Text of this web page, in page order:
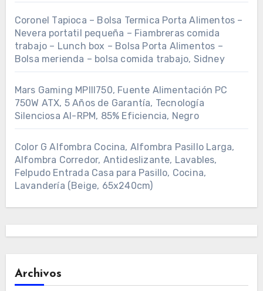
Coronel Tapioca – Bolsa Termica Porta Alimentos –
Nevera portatil pequeña – Fiambreras comida
trabajo – Lunch box – Bolsa Porta Alimentos –
Bolsa merienda – bolsa comida trabajo, Sidney
Mars Gaming MPIII750, Fuente Alimentación PC
750W ATX, 5 Años de Garantía, Tecnología
Silenciosa AI-RPM, 85% Eficiencia, Negro
Color G Alfombra Cocina, Alfombra Pasillo Larga,
Alfombra Corredor, Antideslizante, Lavables,
Felpudo Entrada Casa para Pasillo, Cocina,
Lavandería (Beige, 65x240cm)
Archivos